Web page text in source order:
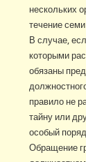
нескольких
течение
В случае,
которыми
обязаны
правило не
тайну или
особый
Обращение